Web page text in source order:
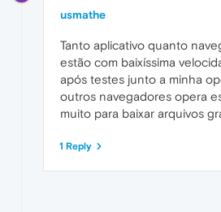
usmathe
Tanto aplicativo quanto
estão com baixíssima
após testes junto a minha
outros navegadores opera
muito para baixar arquivos
1 Reply